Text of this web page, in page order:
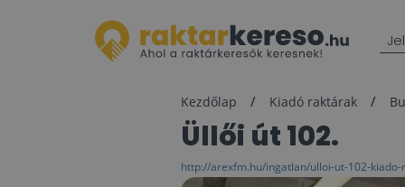
Kezdőlap Kiadó raktárak
Üllői út 102.
http://arexfm.hu/ingatlan/ulloi-ut-102-